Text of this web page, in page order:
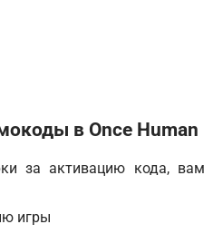
в Once Human
за активацию кода, вам
игры